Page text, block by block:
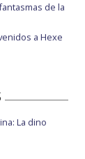
de la
a Hexe
La dino